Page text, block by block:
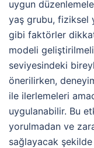
uygun
yaş grubu, fiziksel
gibi faktörler
modeli
seviyesindeki
önerilirken,
ile ilerlemeleri
uygulanabilir. Bu
yorulmadan ve
sağlayacak şekilde